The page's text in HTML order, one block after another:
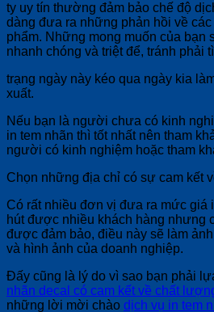
ty uy tín thường đảm bảo chế độ
dàng đưa ra những phản hồi về
phẩm. Những mong muốn của bạn
nhanh chóng và triệt để, tránh phải
trạng ngày này kéo qua ngày kia
xuất.
Nếu bạn là người chưa có kinh
in tem nhãn thì tốt nhất nên tham
người có kinh nghiệm hoặc tham
Chọn những địa chỉ có sự cam kết
Có rất nhiều đơn vị đưa ra mức giá
hút được nhiều khách hàng nhưng
được đảm bảo, điều này sẽ làm
và hình ảnh của doanh nghiệp.
Đấy cũng là lý do vì sao bạn phải
nhãn decal có cam kết về chất
những lời mời chào dịch vụ in tem